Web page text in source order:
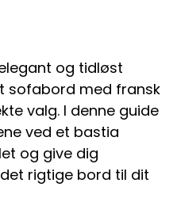
og tidløst
sofabord med fransk
valg. I denne guide
ved et bastia
og give dig
rigtige bord til dit